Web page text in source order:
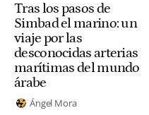
Tras los pasos de
Simbad el marino: un
viaje por las
desconocidas arterias
marítimas del mundo
árabe
Ángel Mora